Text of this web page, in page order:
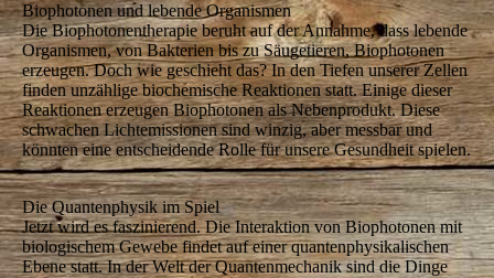
Biophotonen und lebende Organismen
Die Biophotonentherapie beruht auf der Annahme, dass lebende
Organismen, von Bakterien bis zu Säugetieren, Biophotonen
erzeugen. Doch wie geschieht das? In den Tiefen unserer Zellen
finden unzählige biochemische Reaktionen statt. Einige dieser
Reaktionen erzeugen Biophotonen als Nebenprodukt. Diese
schwachen Lichtemissionen sind winzig, aber messbar und
könnten eine entscheidende Rolle für unsere Gesundheit spielen.
Die Quantenphysik im Spiel
Jetzt wird es faszinierend. Die Interaktion von Biophotonen mit
biologischem Gewebe findet auf einer quantenphysikalischen
Ebene statt. In der Welt der Quantenmechanik sind die Dinge